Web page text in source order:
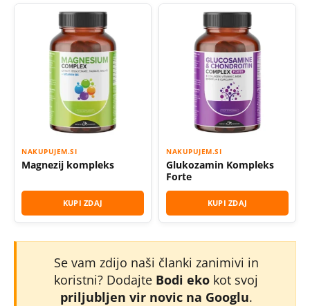
NAKUPUJEM.SI
Magnezij kompleks
KUPI ZDAJ
NAKUPUJEM.SI
Glukozamin Kompleks
Forte
KUPI ZDAJ
Se vam zdijo naši članki zanimivi in
koristni? Dodajte Bodi eko kot svoj
priljubljen vir novic na Googlu.